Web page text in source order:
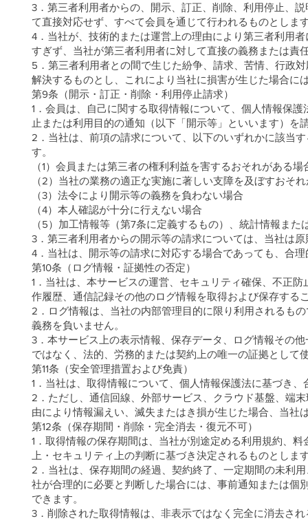
3．第三者利用者からの、開示、訂正、削除、利用停止、
て直接対応せず、すべて会員を通じて行われるものとしま
4．当社が、技術的または運営上の理由により第三者利用
すぎず、当社が第三者利用者に対して直接の義務または責
5．第三者利用者との間で生じた紛争、請求、苦情、行政
解決するものとし、これにより当社に損害が生じた場合に
第9条（開示・訂正・削除・利用停止請求）
1．会員は、自己に関する取得情報について、個人情報保
止または利用目的の通知（以下「開示等」といいます）を
2．当社は、前項の請求について、以下のいずれかに該当
す。
（1）会員または第三者の権利利益を害するおそれがある場
（2）当社の業務の適正な実施に著しい支障を及ぼすおそ
（3）法令により開示等の義務を負わない場合
（4）本人確認が十分に行えない場合
（5）加工情報等（第7条に定義するもの）、統計情報また
3．第三者利用者からの開示等の請求については、当社は
4．当社は、開示等の請求に対応する場合であっても、合
第10条（ログ情報・証拠性の否定）
1．当社は、本サービスの運営、セキュリティ確保、不正
作履歴、通信記録その他のログ情報を取得および保存する
2．ログ情報は、当社の内部管理目的に限り利用されるも
義務を負いません。
3．本サービス上の表示情報、保存データ、ログ情報その
ではなく、法的、労務的または契約上の唯一の証拠として
第11条（安全管理措置および免責）
1．当社は、取得情報について、個人情報保護法に基づき
2．ただし、通信回線、外部サービス、クラウド基盤、端
由により情報漏えい、滅失またはき損が生じた場合、当
第12条（保存期間・削除・完全消去・復元不可）
1．取得情報の保存期間は、当社が別途定める利用規約、
上・セキュリティ上の判断に基づき決定されるものとしま
2．当社は、保存期間の経過、契約終了、一定期間の未利
社が合理的に必要と判断した場合には、事前通知または
できます。
3．削除された取得情報は、非表示ではなく完全に消去さ